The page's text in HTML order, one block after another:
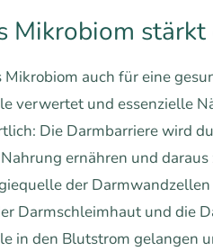
Mikrobiom
Mikrobiom auch für eine
verwertet und essenzielle
Die Darmbarriere wird
ernähren und
der
Darmschleimhaut und die
in den Blutstrom gelangen